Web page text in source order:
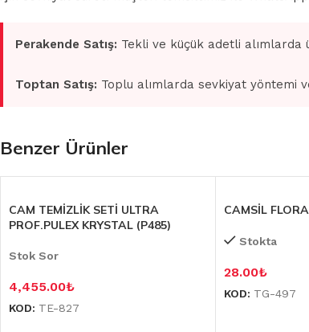
Perakende Satış: Tekli ve küçük adetli alımlarda
Toptan Satış: Toplu alımlarda sevkiyat yöntemi
Benzer Ürünler
CAM TEMİZLİK SETİ ULTRA
PROF.PULEX KRYSTAL (P485)
Stok Sor
4,455.00₺
KOD: TE-827
CAMSİL
Stokta
28.00₺
KOD: TG-497